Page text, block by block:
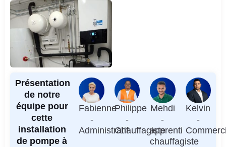
Présentation
de notre
équipe pour
cette
installation
de pompe à
Fabienne
-
Administratif
Philippe
-
Chauffagiste
Mehdi
-
apprenti
chauffagiste
Kelvin
-